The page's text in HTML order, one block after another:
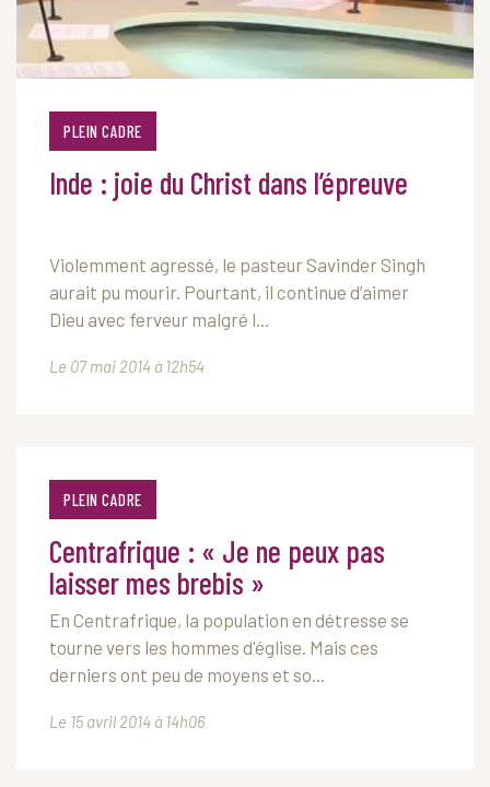
PLEIN CADRE
Inde : joie du Christ dans l’épreuve
Violemment agressé, le pasteur Savinder Singh
aurait pu mourir. Pourtant, il continue d’aimer
Dieu avec ferveur malgré l...
Le 07 mai 2014 à 12h54
PLEIN CADRE
Centrafrique : « Je ne peux pas
laisser mes brebis »
En Centrafrique, la population en détresse se
tourne vers les hommes d'église. Mais ces
derniers ont peu de moyens et so...
Le 15 avril 2014 à 14h06